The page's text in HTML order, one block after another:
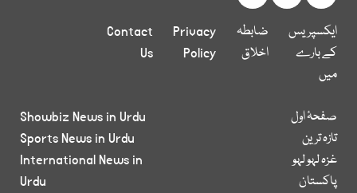
ایکسپریس
کے بارے
میں
ضابطہ
اخلاق
Privacy
Policy
Contact
Us
صفحۂ اول
تازہ ترین
غزہ لہو لہو
پاکستان
Showbiz News in Urdu
Sports News in Urdu
International News in
Urdu